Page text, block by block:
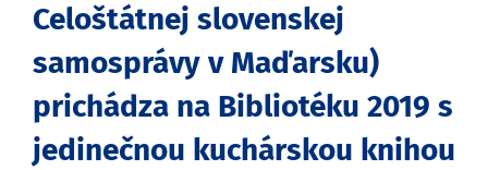
Celoštátnej slovenskej
samosprávy v Maďarsku)
prichádza na Bibliotéku 2019 s
jedinečnou kuchárskou knihou